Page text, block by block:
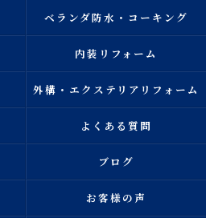
ベランダ防水・コーキング
内装リフォーム
外構・エクステリアリフォーム
よくある質問
ブログ
お客様の声